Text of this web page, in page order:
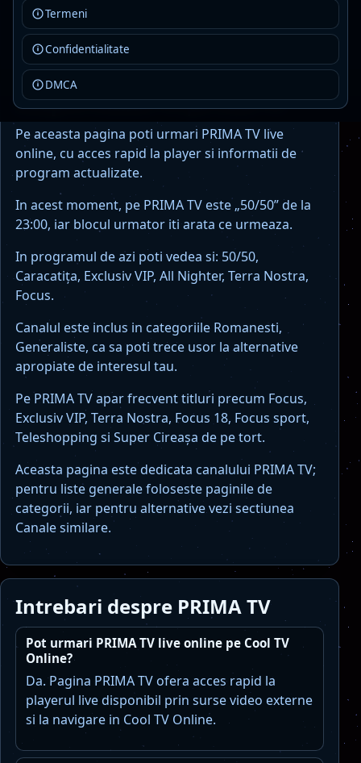
Termeni
Confidentialitate
DMCA
vezi mai multe titluri 12 din 160 titluri afisate
Despre PRIMA TV pe Cool TV
Pe aceasta pagina poti urmari PRIMA TV live
online, cu acces rapid la player si informatii de
program actualizate.
In acest moment, pe PRIMA TV este „50/50” de la
23:00, iar blocul urmator iti arata ce urmeaza.
In programul de azi poti vedea si: 50/50,
Caracatița, Exclusiv VIP, All Nighter, Terra Nostra,
Focus.
Canalul este inclus in categoriile Romanesti,
Generaliste, ca sa poti trece usor la alternative
apropiate de interesul tau.
Pe PRIMA TV apar frecvent titluri precum Focus,
Exclusiv VIP, Terra Nostra, Focus 18, Focus sport,
Teleshopping si Super Cireașa de pe tort.
Aceasta pagina este dedicata canalului PRIMA TV;
pentru liste generale foloseste paginile de
categorii, iar pentru alternative vezi sectiunea
Canale similare.
Intrebari despre PRIMA TV
Pot urmari PRIMA TV live online pe Cool TV
Online?
Da. Pagina PRIMA TV ofera acces rapid la
playerul live disponibil prin surse video externe
si la navigare in Cool TV Online.